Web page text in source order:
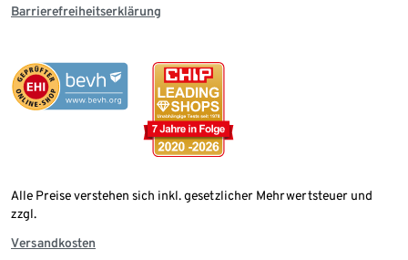
Barrierefreiheitserklärung
Alle Preise verstehen sich inkl. gesetzlicher Mehrwertsteuer und
zzgl.
Versandkosten